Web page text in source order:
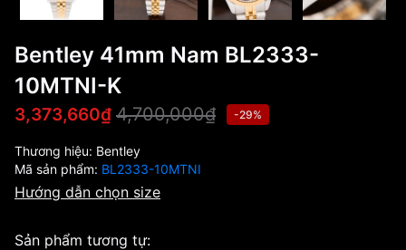
Bentley 41mm Nam BL2333-
10MTNI-K
3,373,660₫ 4,700,000₫ -29%
Thương hiệu: Bentley
Mã sản phẩm: BL2333-10MTNI
Hướng dẫn chọn size
Sản phẩm tương tự: